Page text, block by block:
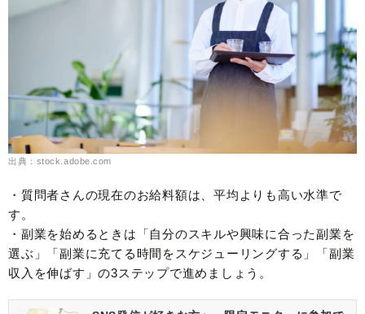
出典：stock.adobe.com
・質問者さんの現在のお給料額は、平均よりも高い水準で
す。
・副業を始めるときは「自分のスキルや興味に合った副業を
選ぶ」「副業に充てる時間をスケジューリングする」「副業
収入を伸ばす」の3ステップで進めましょう。